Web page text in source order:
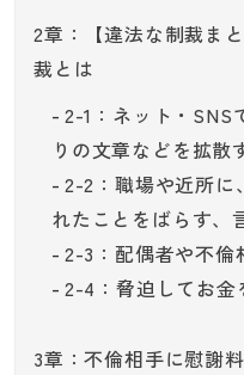
2章：【違法な制裁ま
裁とは
2-1：ネット・SNS
りの文章などを拡散
2-2：職場や近所に
れたことをばらす、
2-3：配偶者や不倫
2-4：脅迫してお金
3章：不倫相手に慰謝